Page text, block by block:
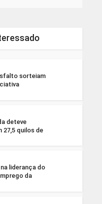
sorteiam
deteve
27,5 quilos de
liderança do
da